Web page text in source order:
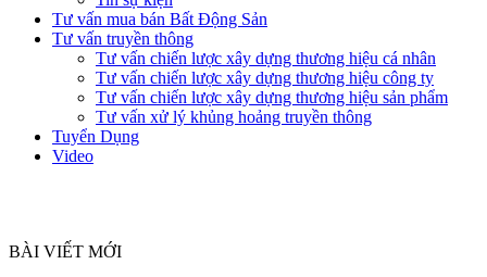
Tư vấn mua bán Bất Động Sản
Tư vấn truyền thông
Tư vấn chiến lược xây dựng thương hiệu cá nhân
Tư vấn chiến lược xây dựng thương hiệu công ty
Tư vấn chiến lược xây dựng thương hiệu sản phẩm
Tư vấn xử lý khủng hoảng truyền thông
Tuyển Dụng
Video
BÀI VIẾT MỚI